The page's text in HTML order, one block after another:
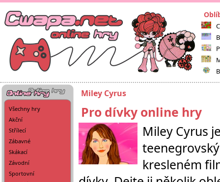
Všechny hry
Akční
Střílecí
Zábavné
Skákací
Závodní
Sportovní
Miley Cyrus
Pro dívky online hry
Miley Cyrus
kresleném